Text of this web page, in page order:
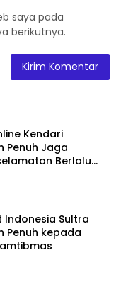
saya pada
berikutnya.
Kendari
Penuh Jaga
Berlalu
Indonesia Sultra
Penuh kepada